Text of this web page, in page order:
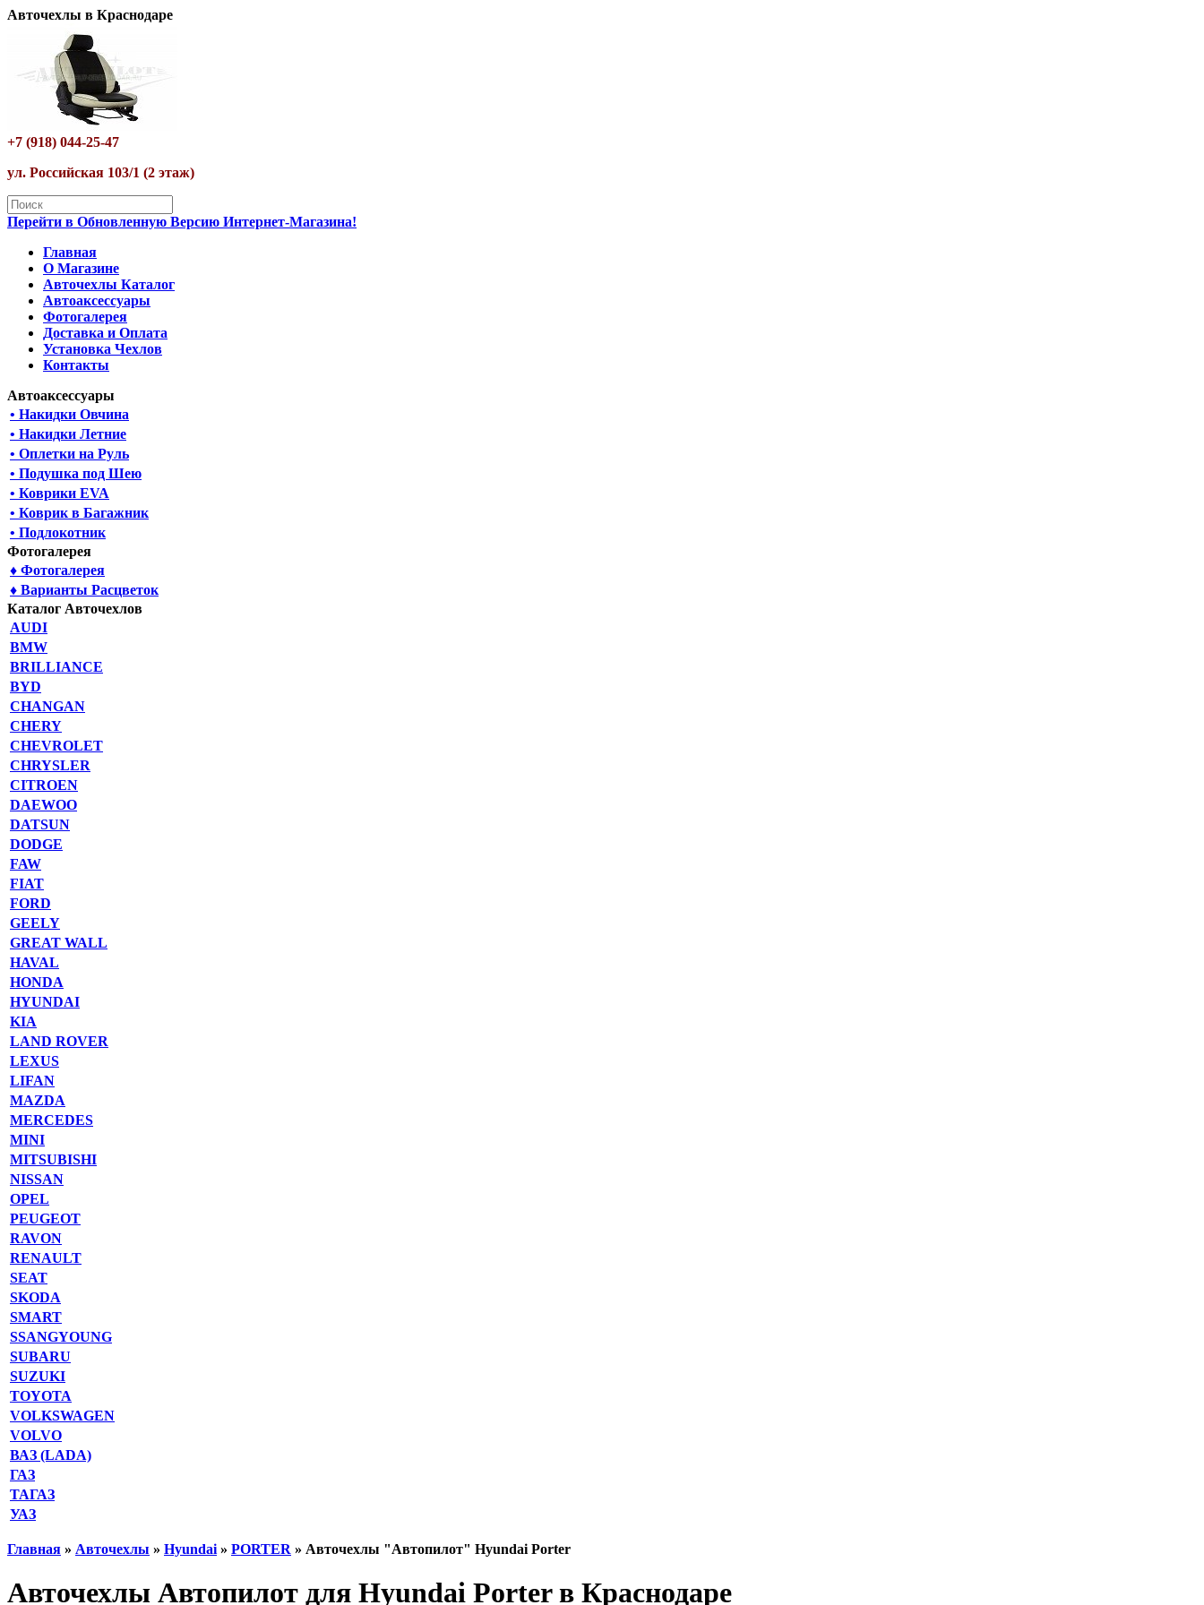
Авточехлы в Краснодаре
+7 (918) 044-25-47
ул. Российская 103/1 (2 этаж)
Перейти в Обновленную Версию Интернет-Магазина!
Главная
О Магазине
Авточехлы Каталог
Автоаксессуары
Фотогалерея
Доставка и Оплата
Установка Чехлов
Контакты
Автоаксессуары
• Накидки Овчина
• Накидки Летние
• Оплетки на Руль
• Подушка под Шею
• Коврики EVA
• Коврик в Багажник
• Подлокотник
Фотогалерея
♦ Фотогалерея
♦ Варианты Расцветок
Каталог Авточехлов
AUDI
BMW
BRILLIANCE
BYD
CHANGAN
CHERY
CHEVROLET
CHRYSLER
CITROEN
DAEWOO
DATSUN
DODGE
FAW
FIAT
FORD
GEELY
GREAT WALL
HAVAL
HONDA
HYUNDAI
KIA
LAND ROVER
LEXUS
LIFAN
MAZDA
MERCEDES
MINI
MITSUBISHI
NISSAN
OPEL
PEUGEOT
RAVON
RENAULT
SEAT
SKODA
SMART
SSANGYOUNG
SUBARU
SUZUKI
TOYOTA
VOLKSWAGEN
VOLVO
ВАЗ (LADA)
ГАЗ
ТАГАЗ
УАЗ
Главная » Авточехлы » Hyundai » PORTER » Авточехлы "Автопилот" Hyundai Porter
Авточехлы Автопилот для Hyundai Porter в Краснодаре